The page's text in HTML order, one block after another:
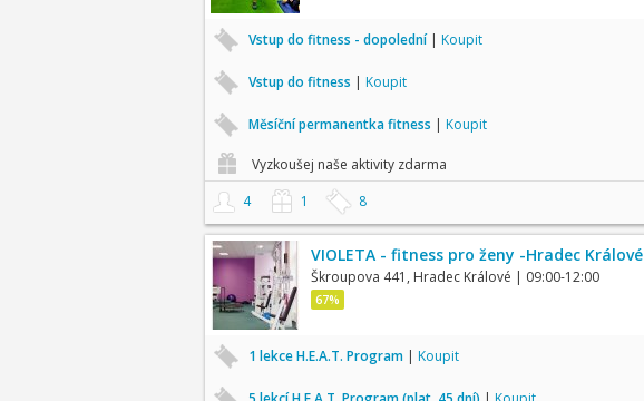
Vstup do fitness - dopolední | Koupit
Vstup do fitness | Koupit
Měsíční permanentka fitness | Koupit
Vyzkoušej naše aktivity zdarma
4
1 8
VIOLETA - fitness pro ženy -Hradec Králové
Škroupova 441, Hradec Králové | 09:00-12:00
67%
1 lekce H.E.A.T. Program | Koupit